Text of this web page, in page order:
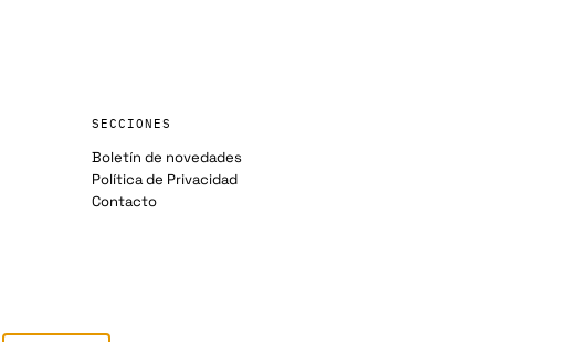
SECCIONES
Boletín de novedades
Política de Privacidad
Contacto